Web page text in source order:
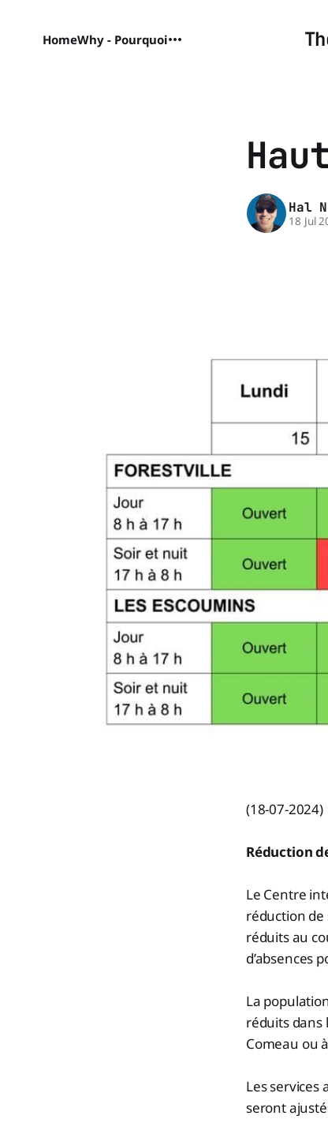
HomeWhy - Pourquoi
Hal
18 Jul
(18-07-2024)
Réduction
Le Centre
réduction de
réduits au
d’absences
La
réduits dans
Comeau ou
Les
seront